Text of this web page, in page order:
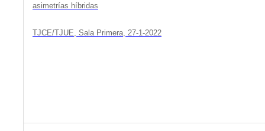
asimetrías híbridas
TJCE/TJUE, Sala Primera, 27-1-2022